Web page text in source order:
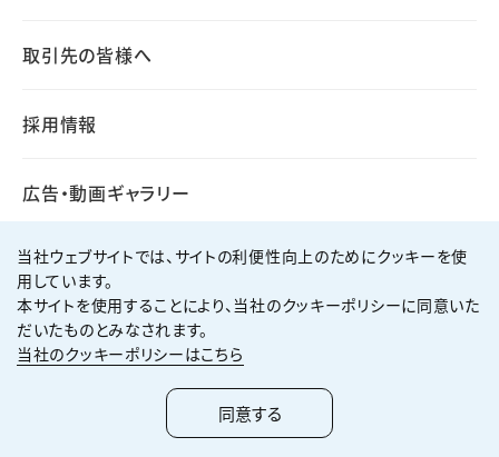
取引先の皆様へ
採用情報
広告・動画ギャラリー
個人情報保護方針
サイト利用規約
サイトマップ
2026KUMAGAI GUMI CO.,LTD All Rights Reserved.
当社ウェブサイトでは、サイトの利便性向上のためにクッキーを使
用しています。
本サイトを使用することにより、当社のクッキーポリシーに同意いた
だいたものとみなされます。
当社のクッキーポリシーはこちら
同意する